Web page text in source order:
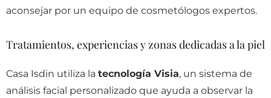
aconsejar por un equipo de cosmetólogos expertos.
Tratamientos, experiencias y zonas dedicadas a la piel
Casa Isdin utiliza la tecnología Visia, un sistema de
análisis facial personalizado que ayuda a observar la